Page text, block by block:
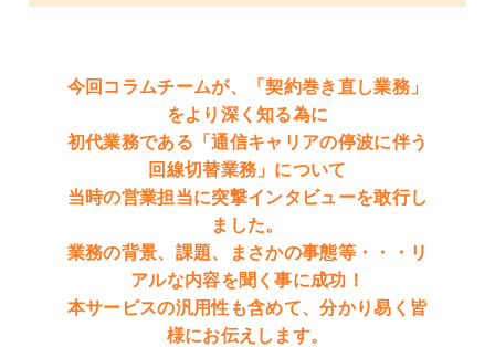
今回コラムチームが、「契約巻き直し業務」
をより深く知る為に
初代業務である「通信キャリアの停波に伴う
回線切替業務」について
当時の営業担当に突撃インタビューを敢行し
ました。
業務の背景、課題、まさかの事態等・・・リ
アルな内容を聞く事に成功！
本サービスの汎用性も含めて、分かり易く皆
様にお伝えします。